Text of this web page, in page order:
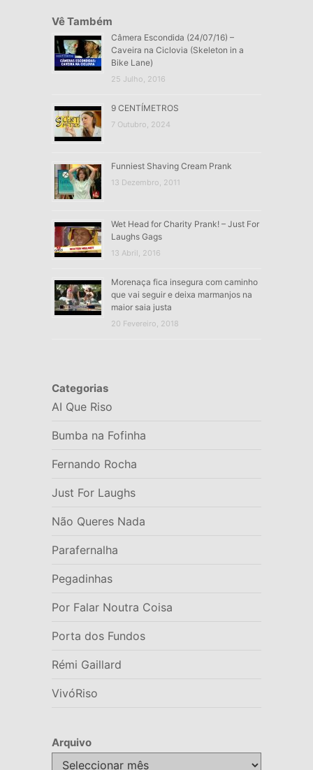
Vê Também
Câmera Escondida (24/07/16) –
Caveira na Ciclovia (Skeleton in a
Bike Lane)
25 Julho, 2016
9 CENTÍMETROS
7 Outubro, 2024
Funniest Shaving Cream Prank
13 Dezembro, 2011
Wet Head for Charity Prank! – Just For
Laughs Gags
13 Abril, 2016
Morenaça fica insegura com caminho
que vai seguir e deixa marmanjos na
maior saia justa
20 Fevereiro, 2018
Categorias
AI Que Riso
Bumba na Fofinha
Fernando Rocha
Just For Laughs
Não Queres Nada
Parafernalha
Pegadinhas
Por Falar Noutra Coisa
Porta dos Fundos
Rémi Gaillard
VivóRiso
Arquivo
Arquivo